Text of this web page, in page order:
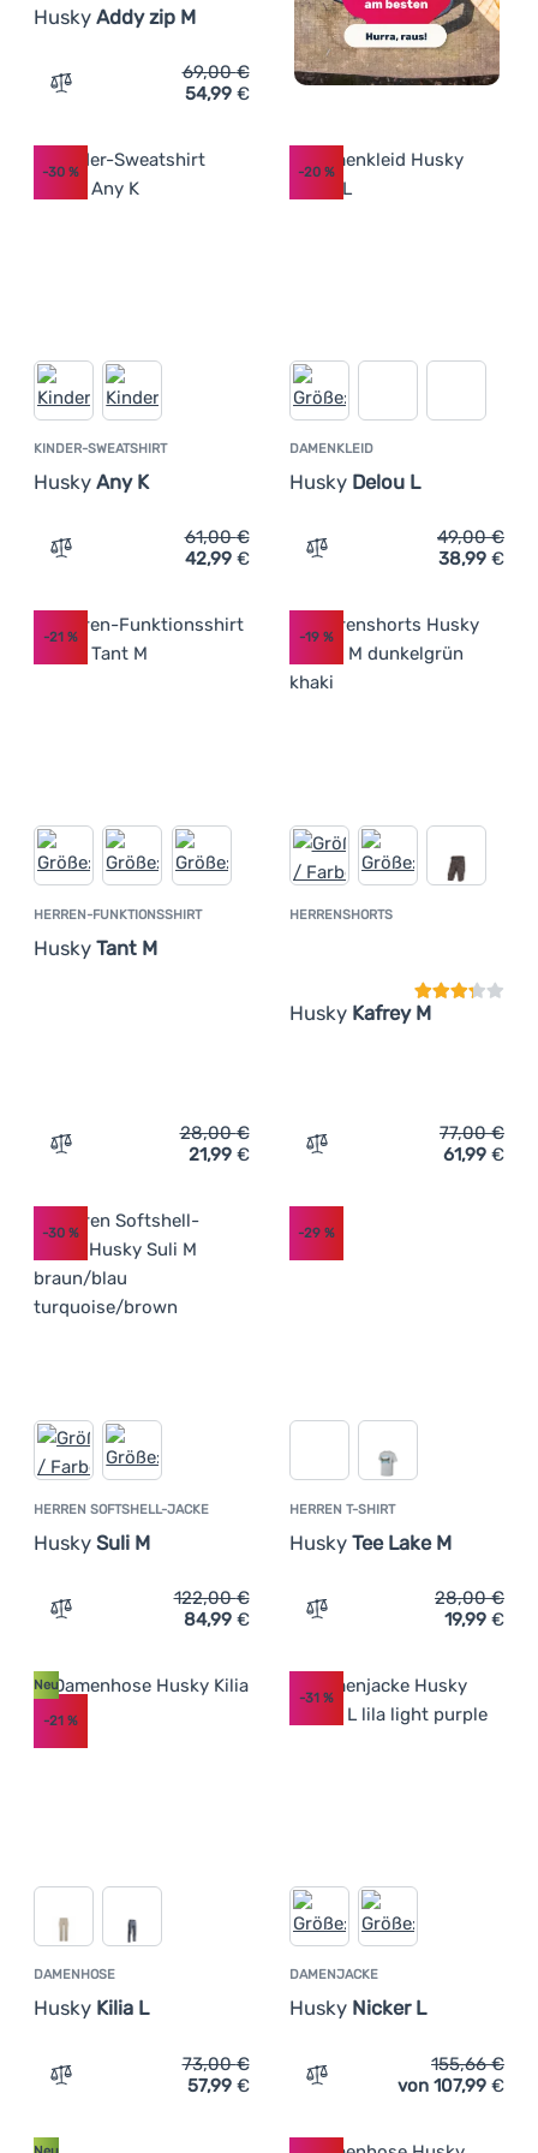
Husky Addy zip M
Zum Vergleich 'Herren-Sweatshirt Husky Addy zip M'
69,00€
54,99 €
KINDER-SWEATSHIRT
Husky Any K
-30 %
Zum Vergleich 'Kinder-Sweatshirt Husky Any K'
61,00€
42,99 €
DAMENKLEID
Husky Delou L
-20%
Zum Vergleich
49,00€
38,99 €
HERREN-FUNKTIONSSHIRT
Husky Tant M
-21 %
Zum Vergleich 'Herren-Funktionsshirt Husky Tant M'
28,00€
21,99 €
HERRENSHORTS
Husky Kafrey M
-19%
Zum Vergleich
77,00€
61,99 €
HERREN SOFTSHELL-JACKE
Husky Suli M
-30 %
Zum Vergleich 'Herren Softshell-Jacke Husky Suli M'
122,00€
84,99 €
HERREN T-SHIRT
Husky Tee Lake M
-29%
Zum Vergleich 'Herren T-
28,00€
19,99 €
DAMENHOSE
Husky Kilia L
Neu
-21 %
Zum Vergleich 'Damenhose Husky Kilia L' hinzufügen
73,00€
57,99 €
DAMENJACKE
Husky Nicker L
-31 %
Zum Vergleich
155,66€
von 107,99 €